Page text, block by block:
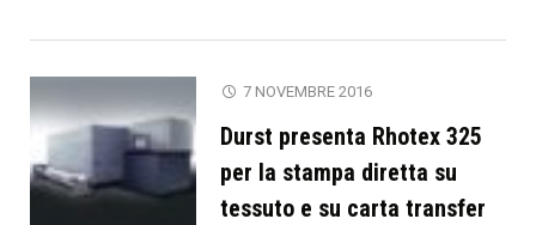
colora
Week
con
Durst"
7 NOVEMBRE 2016
Durst presenta Rhotex 325
per la stampa diretta su
tessuto e su carta transfer